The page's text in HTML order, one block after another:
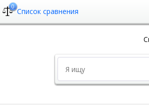
0 Список сравнения